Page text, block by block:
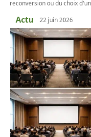
reconversion ou du choix
Actu 22 juin 2026